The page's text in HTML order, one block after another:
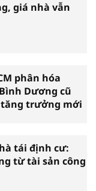
giá nhà vẫn
phân hóa
Dương cũ
trưởng mới
tái định cư:
từ tài sản công